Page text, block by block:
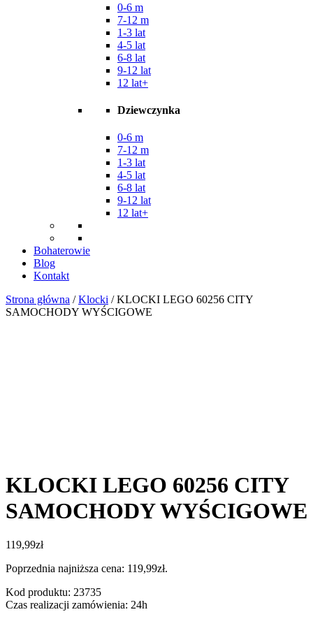
0-6 m
7-12 m
1-3 lat
4-5 lat
6-8 lat
9-12 lat
12 lat+
Dziewczynka
0-6 m
7-12 m
1-3 lat
4-5 lat
6-8 lat
9-12 lat
12 lat+
Bohaterowie
Blog
Kontakt
Strona główna /Klocki / KLOCKI LEGO 60256 CITY
SAMOCHODY WYŚCIGOWE
KLOCKI LEGO 60256 CITY
SAMOCHODY WYŚCIGOWE
119,99zł
Poprzednia najniższa cena: 119,99zł.
Kod produktu: 23735
Czas realizacji zamówienia: 24h